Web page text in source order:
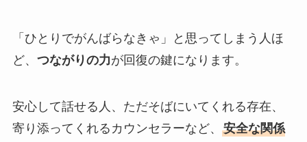
「ひとりでがんばらなきゃ」と思ってしまう人ほ
ど、 つながりの力が回復の鍵になります。
安心して話せる人、ただそばにいてくれる存在、
寄り添ってくれるカウンセラーなど、 安全な関係